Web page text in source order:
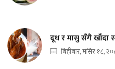
दूध र मासु सँगै खाँदा
बिहीबार, मंसिर १८,